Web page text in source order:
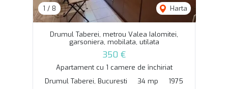
1 / 8 Harta
Drumul Taberei, metrou Valea Ialomitei,
garsoniera, mobilata, utilata
350 €
Apartament cu 1 camere de închiriat
Drumul Taberei, Bucuresti
34 mp 1975